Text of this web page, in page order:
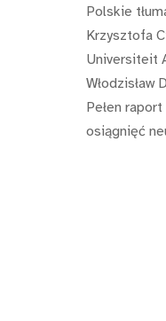
Polskie
Krzysztofa
Universiteit
Włodzisław
Pełen
osiągnięć